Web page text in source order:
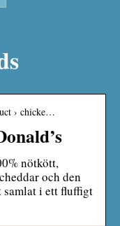
› chicke…
nötkött,
och den
samlat i ett fluffigt